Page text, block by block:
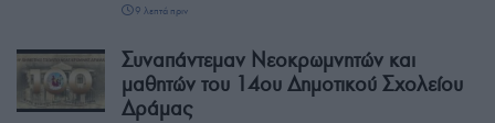
9 λεπτά πριν
Συναπάντεμαν Νεοκρωμνητών και
μαθητών του 14ου Δημοτικού Σχολείου
Δράμας